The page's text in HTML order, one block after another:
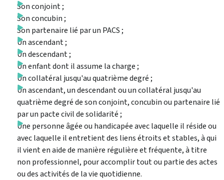
Son conjoint ;
Son concubin ;
Son partenaire lié par un PACS ;
Un ascendant ;
Un descendant ;
Un enfant dont il assume la charge ;
Un collatéral jusqu'au quatrième degré ;
Un ascendant, un descendant ou un collatéral jusqu'au
quatrième degré de son conjoint, concubin ou partenaire lié
par un pacte civil de solidarité ;
Une personne âgée ou handicapée avec laquelle il réside ou
avec laquelle il entretient des liens étroits et stables, à qui
il vient en aide de manière régulière et fréquente, à titre
non professionnel, pour accomplir tout ou partie des actes
ou des activités de la vie quotidienne.